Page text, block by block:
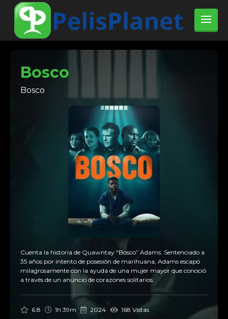
Bosco
Bosco
Cuenta la historia de Quawntay “Bosco” Adams. Sentenciado a
35 años por intento de posesión de marihuana, Adams escapó
milagrosamente con la ayuda de una mujer mayor que conoció
a través de un anuncio de corazones solitarios.
6.8 1h 39m 2024 168 Vistas